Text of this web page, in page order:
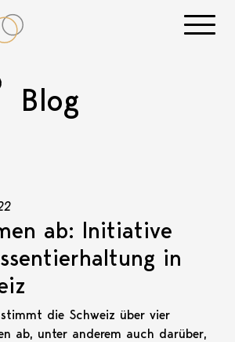
Blog
ab: Initiative
in
stimmt die Schweiz über vier
ab, unter anderem auch darüber,